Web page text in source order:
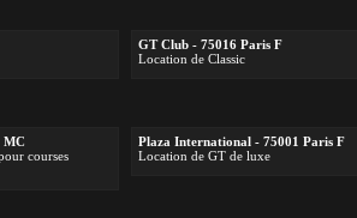
GT Club - 75016 Paris F
Location de Classic
MC
courses
Plaza International - 75001 Paris F
Location de GT de luxe